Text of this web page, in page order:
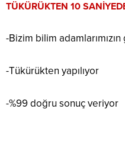
TÜKÜRÜKTEN 10
-Bizim bilim
-Tükürükten yapılıyor
-%99 doğru sonuç veriyor